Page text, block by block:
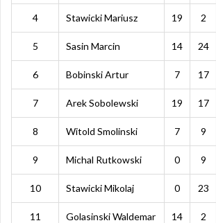
4 Stawicki Mariusz 19 2
5 Sasin Marcin 14 24
6 Bobinski Artur 7 17
7 Arek Sobolewski 19 17
8 Witold Smolinski 7 9
9 Michal Rutkowski 0 9
10 Stawicki Mikolaj 0 23
11 Golasinski Waldemar 14 2